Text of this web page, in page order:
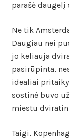
parašė daugelį
Ne tik
Daugiau nei
jo keliauja
pasirūpinta,
idealiai
sostinė buvo
miestu
Taigi,